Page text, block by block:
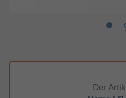
Der